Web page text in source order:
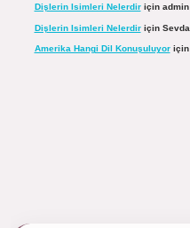
Dişlerin Isimleri Nelerdiriçin admin
Dişlerin Isimleri Nelerdiriçin Sevda
Amerika Hangi Dil Konuşuluyoriçin